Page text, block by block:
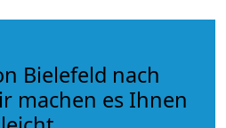
Bielefeld nach
machen es Ihnen